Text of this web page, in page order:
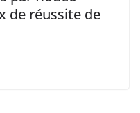
de réussite de